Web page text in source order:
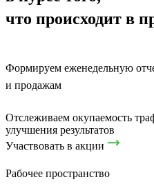
что происходит в
Формируем еженедельную
и продажам
Отслеживаем окупаемость
улучшения результатов
Участвовать в акции
Рабочее пространство